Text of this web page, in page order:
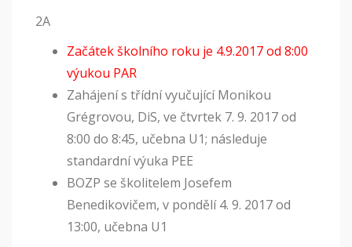
2A
Začátek školního roku je 4.9.2017 od 8:00
výukou PAR
Zahájení s třídní vyučující Monikou
Grégrovou, DiS, ve čtvrtek 7. 9. 2017 od
8:00 do 8:45, učebna U1; následuje
standardní výuka PEE
BOZP se školitelem Josefem
Benedikovičem, v pondělí 4. 9. 2017 od
13:00, učebna U1